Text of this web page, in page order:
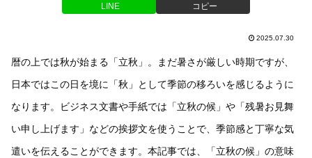
LINE コピー
2025.07.30
暦の上では秋が始まる「立秋」。まだ暑さが厳しい時期ですが、
日本ではこの日を境に「秋」として季節の移ろいを感じるように
なります。ビジネス文書や手紙では「立秋の候」や「残暑お見舞
い申し上げます」などの挨拶文を使うことで、季節感と丁寧な気
遣いを伝えることができます。本記事では、「立秋の候」の意味